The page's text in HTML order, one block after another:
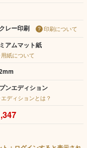
レー印刷 印刷について
アムマット紙
用紙について
ンエディション
エディションとは？